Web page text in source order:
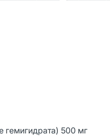
гемигидрата) 500 мг